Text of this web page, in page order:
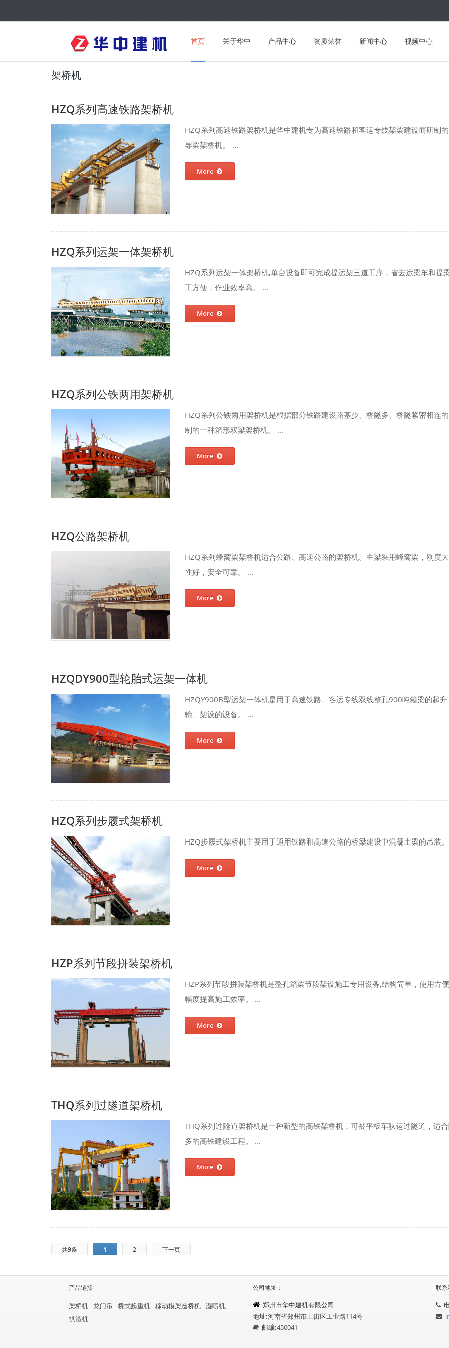
首页 关于华中 产品中心 资质荣誉 新闻中心 视频中心
架桥机
HZQ系列高速铁路架桥机
HZQ系列高速铁路架桥机是华中建机专为高速铁路和客运专线架梁建设而研制
导梁架桥机。 ...
More
HZQ系列运架一体架桥机
HZQ系列运架一体架桥机,单台设备即可完成提运架三道工序，省去运梁车和提
工方便，作业效率高。 ...
More
HZQ系列公铁两用架桥机
HZQ系列公铁两用架桥机是根据部分铁路建设路基少、桥隧多、桥隧紧密相连
制的一种箱形双梁架桥机。 ...
More
HZQ公路架桥机
HZQ系列蜂窝梁架桥机适合公路、高速公路的架桥机。主梁采用蜂窝梁，刚度
性好，安全可靠。 ...
More
HZQDY900型轮胎式运架一体机
HZQY900B型运架一体机是用于高速铁路、客运专线双线整孔900吨箱梁的起
输、架设的设备。 ...
More
HZQ系列步履式架桥机
HZQ步履式架桥机主要用于通用铁路和高速公路的桥梁建设中混凝土梁的吊装
More
HZP系列节段拼装架桥机
HZP系列节段拼装架桥机是整孔箱梁节段架设施工专用设备,结构简单，使用方
幅度提高施工效率。 ...
More
THQ系列过隧道架桥机
THQ系列过隧道架桥机是一种新型的高铁架桥机，可被平板车驮运过隧道，适
多的高铁建设工程。 ...
More
共9条 1 2 下一页
产品链接
架桥机 龙门吊 桥式起重机 移动模架造桥机 湿喷机
扒渣机
公司地址：
郑州市华中建机有限公司
地址:河南省郑州市上街区工业路114号
邮编:450041
联